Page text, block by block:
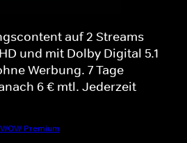
auf 2 Streams
und mit Dolby Digital 5.1
Werbung. 7 Tage
6 € mtl. Jederzeit
Premium